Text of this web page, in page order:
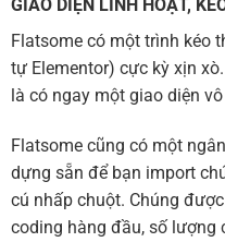
GIAO DIỆN LINH HOẠT,
Flatsome có một trình kéo
tự Elementor) cực kỳ xịn
là có ngay một giao diện
Flatsome cũng có một
dựng sẵn để bạn import
cú nhấp chuột. Chúng
coding hàng đầu, số lượng